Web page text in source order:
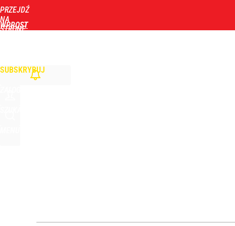
PRZEJDŹ
NA
STRONĘ
WPROST
SUBSKRYBUJ
dodaj